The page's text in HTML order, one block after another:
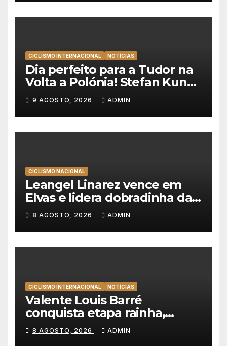
CICLISMO INTERNACIONAL NOTÍCIAS
Dia perfeito para a Tudor na
Volta a Polónia! Stefan Kung
vence contra-relógio e Marco
Brenner revira geral a seu
favor
9 AGOSTO, 2026 ADMIN
CICLISMO NACIONAL
Leangel Linarez vence em
Elvas e lidera dobradinha da
Tavfer-Ovos Matinados-
Mortágua
8 AGOSTO, 2026 ADMIN
CICLISMO INTERNACIONAL NOTÍCIAS
Valente Louis Barré
conquista etapa rainha,
Christian Scaroni é o novo
líder da Volta a Polónia
8 AGOSTO, 2026 ADMIN